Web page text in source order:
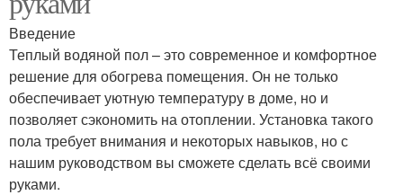
Введение
Теплый водяной пол – это современное и комфортное
решение для обогрева помещения. Он не только
обеспечивает уютную температуру в доме, но и
позволяет сэкономить на отоплении. Установка такого
пола требует внимания и некоторых навыков, но с
нашим руководством вы сможете сделать всё своими
руками.